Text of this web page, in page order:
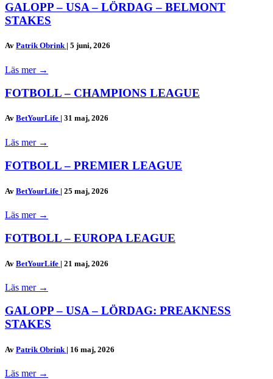
GALOPP – USA – LÖRDAG – BELMONT
STAKES
Av Patrik Obrink | 5 juni, 2026
Läs mer →
FOTBOLL – CHAMPIONS LEAGUE
Av BetYourLife | 31 maj, 2026
Läs mer →
FOTBOLL – PREMIER LEAGUE
Av BetYourLife | 25 maj, 2026
Läs mer →
FOTBOLL – EUROPA LEAGUE
Av BetYourLife | 21 maj, 2026
Läs mer →
GALOPP – USA – LÖRDAG: PREAKNESS
STAKES
Av Patrik Obrink | 16 maj, 2026
Läs mer →